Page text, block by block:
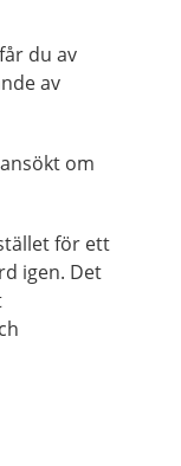
du av
av
om
för ett
igen. Det